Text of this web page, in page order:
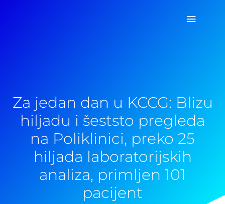
Glavni
Za jedan dan u KCCG: Blizu
hiljadu i šeststo pregleda
na Poliklinici, preko 25
hiljada laboratorijskih
analiza, primljen 101
pacijent